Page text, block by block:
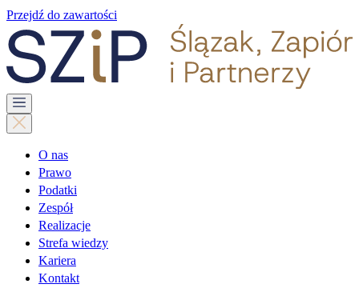
Przejdź do zawartości
O nas
Prawo
Podatki
Zespół
Realizacje
Strefa wiedzy
Kariera
Kontakt